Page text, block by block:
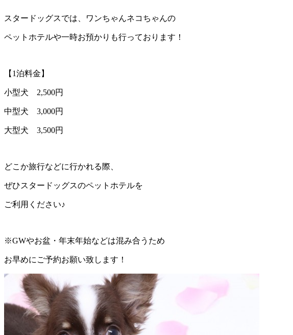
スタードッグスでは、ワンちゃんネコちゃんの
ペットホテルや一時お預かりも行っております！
【1泊料金】
小型犬 2,500円
中型犬 3,000円
大型犬 3,500円
どこか旅行などに行かれる際、
ぜひスタードッグスのペットホテルを
ご利用ください♪
※GWやお盆・年末年始などは混み合うため
お早めにご予約お願い致します！